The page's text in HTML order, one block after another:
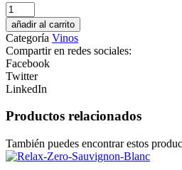
Glühpunsch
cantidad
añadir al carrito
Categoría Vinos
Compartir en redes sociales:
Facebook
Twitter
LinkedIn
Productos relacionados
También puedes encontrar estos